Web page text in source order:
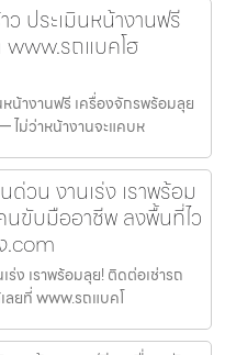
ประเมินหน้างานฟรี
รถแบคโฮ
น้างานฟรี เครื่องจักรพร้อมลุย
ไม่ว่าหน้างานจะแคบห
วน งานเร่ง เราพร้อม
ขับมืออาชีพ ลงพื้นที่ไว
.com
ง เราพร้อมลุย! ติดต่อเช่ารถ
ยที่ www.รถแบคโ